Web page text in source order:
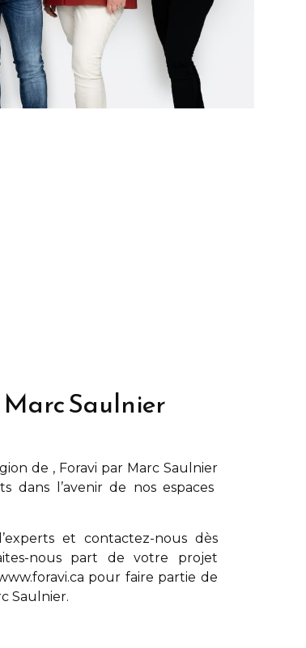
Saulnier
de , Foravi par Marc Saulnier
dans l’avenir de nos espaces
et contactez-nous dès
nous part de votre projet
pour faire partie de
Saulnier.